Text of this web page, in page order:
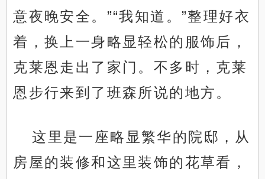
意夜晚安全。”“我知道。”整理好衣
着，换上一身略显轻松的服饰后，
克莱恩走出了家门。不多时，克莱
恩步行来到了班森所说的地方。
这里是一座略显繁华的院邸，从
房屋的装修和这里装饰的花草看，